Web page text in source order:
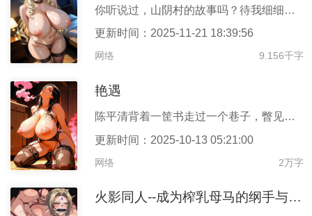
你听说过，山阴村的故事吗？待我细细道来……山阴村是我的故乡，它
更新时间：2025-11-21 18:39:56
网络 9.156千字
艳遇
陈平清背着一筐书走过一个巷子，瞥见巷子里有一个被绸缎裹住的男子
更新时间：2025-10-13 05:21:00
网络 2万字
火影同人--成为榨乳母马的纲手与照美冥